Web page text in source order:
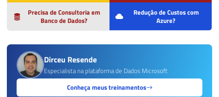
Precisa de Consultoria em
Banco de Dados?
Redução de Custos com
Azure?
Dirceu Resende
Especialista na plataforma de Dados Microsoft
Conheça meus treinamentos